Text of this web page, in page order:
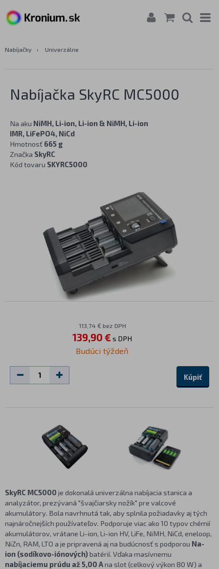
Nabíjačky › Univerzálne
Nabíjačka SkyRC MC5000
Na aku NiMH, Li-ion, Li-ion & NiMH, Li-ion
IMR, LiFePO4, NiCd
Hmotnosť 665 g
Značka SkyRC
Kód tovaru SKYRC5000
113,74 € bez DPH
139,90 €s DPH
Budúci týždeň
Kúpiť
SkyRC MC5000 je dokonalá univerzálna nabíjacia stanica a
analyzátor, prezývaná "švajčiarsky nožík" pre valcové
akumulátory. Bola navrhnutá tak, aby splnila požiadavky aj tých
najnáročnejších používateľov. Podporuje viac ako 10 typov chémií
akumulátorov, vrátane Li-ion, Li-ion HV, LiFe, NiMH, NiCd, eneloop,
NiZn, RAM, LTO a je pripravená aj na budúcnosť s podporou Na-
ion (sodíkovo-iónových)batérií. Vďaka masívnemu
nabíjaciemu prúdu až 5,00 Ana slot (celkový výkon 80 W) a